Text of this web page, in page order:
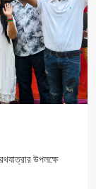
উপলক্ষে